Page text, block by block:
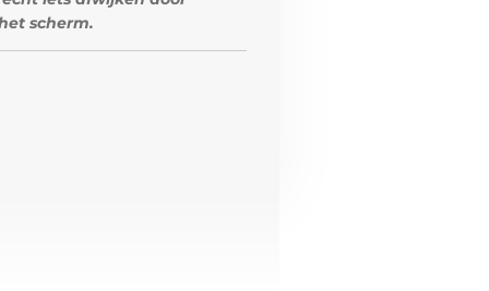
scherm.